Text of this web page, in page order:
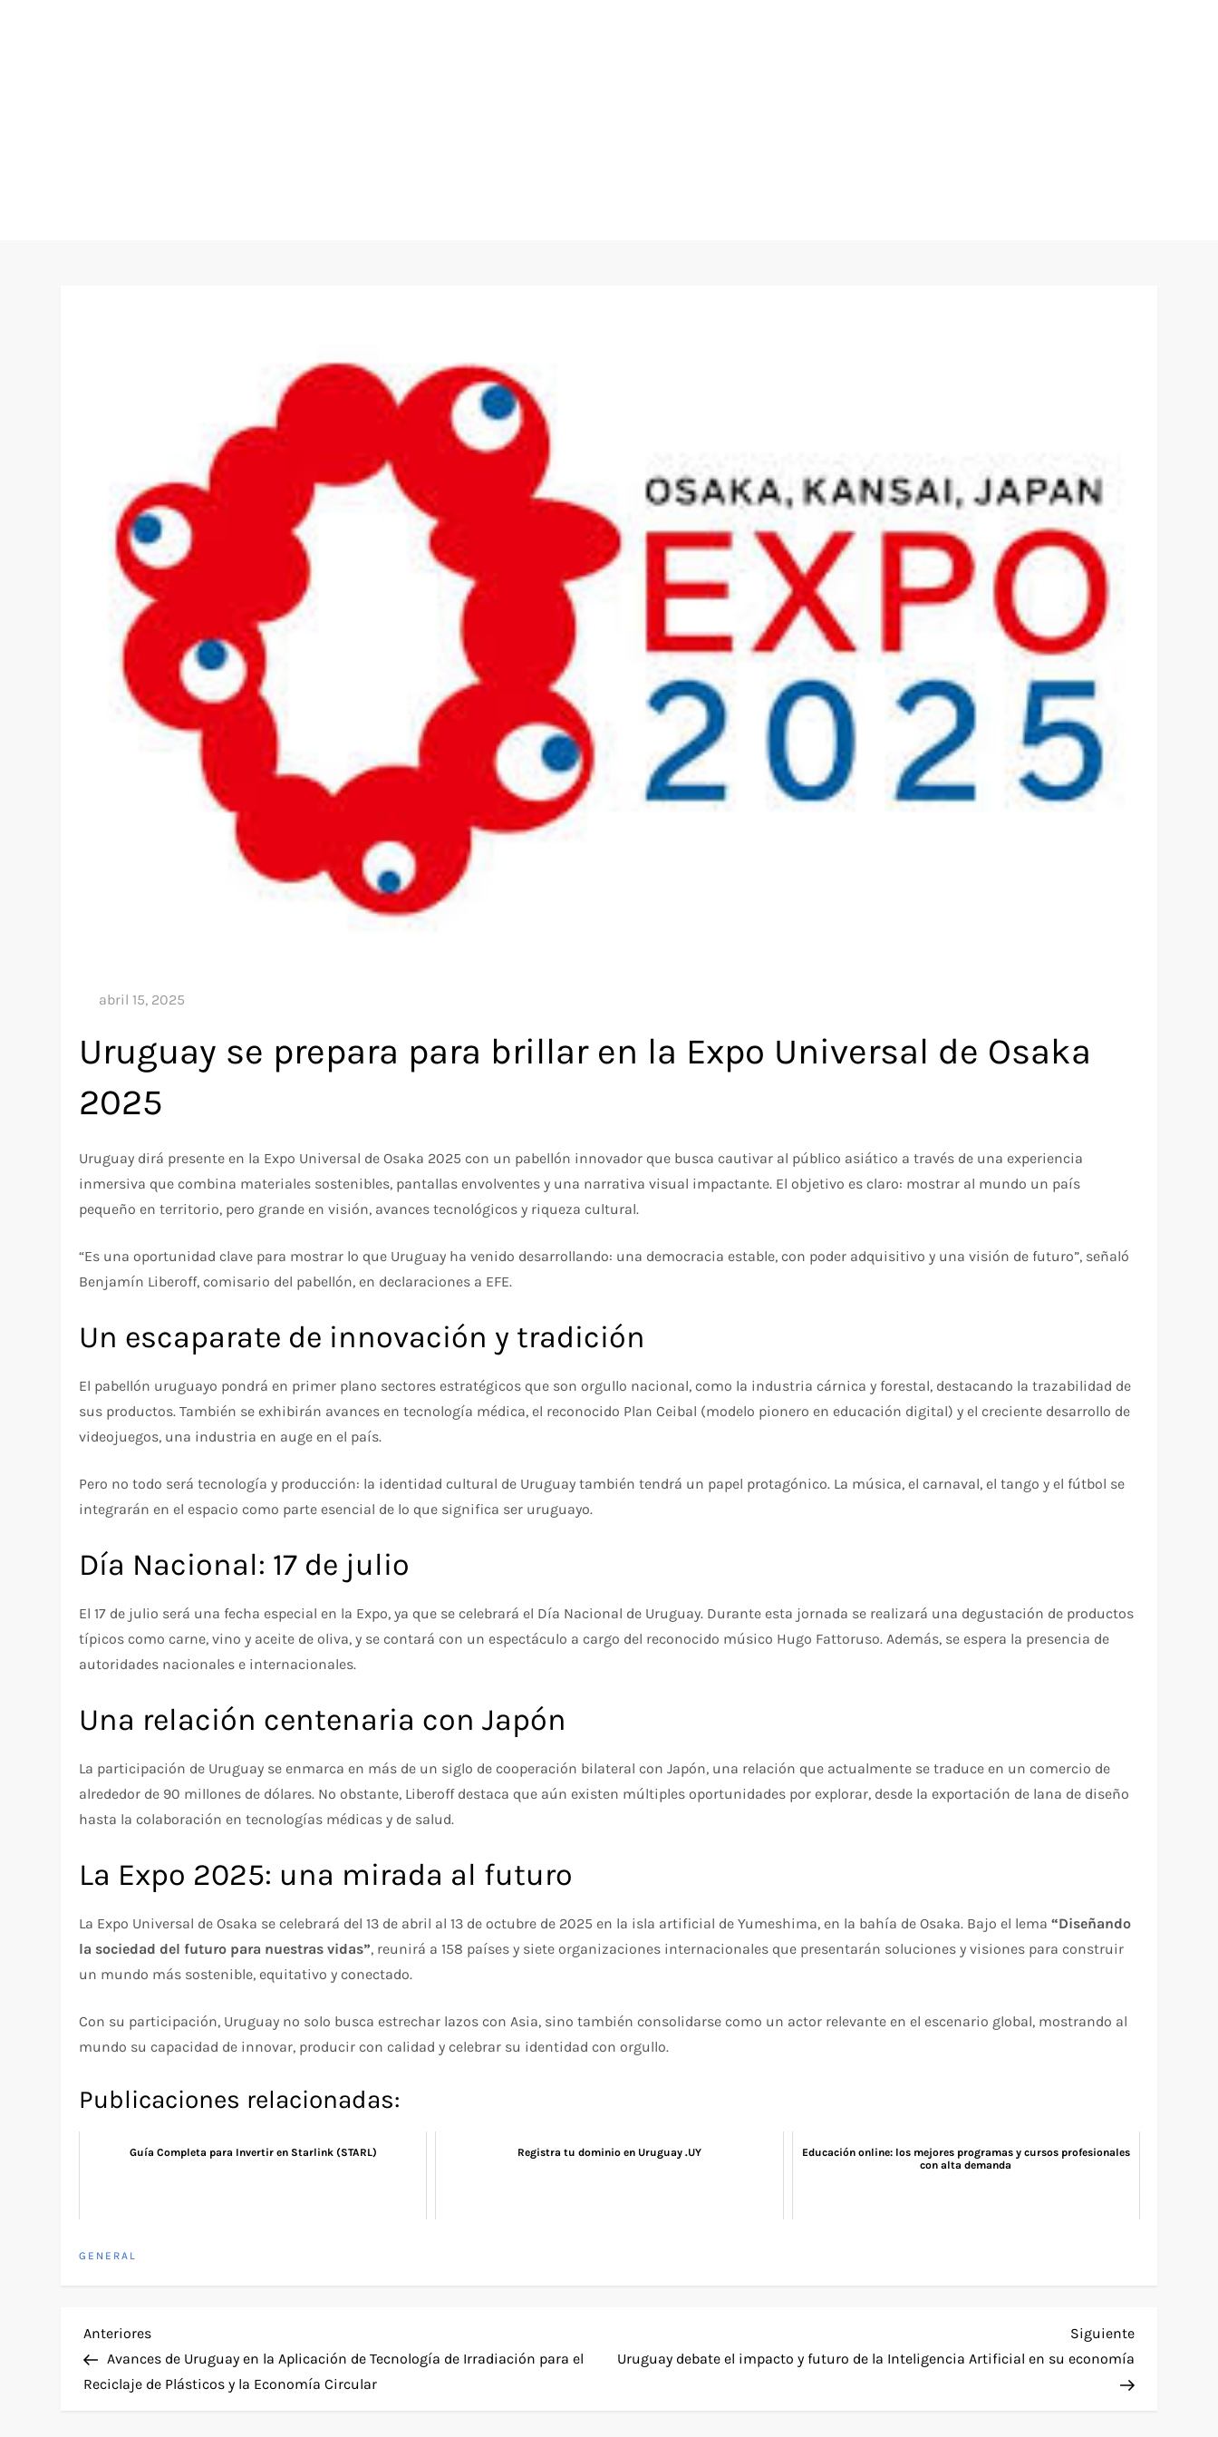
Uruguay se prepara para brillar en la Expo Universal de Osaka
2025
Uruguay dirá presente en la Expo Universal de Osaka 2025 con un pabellón innovador que busca cautivar al público asiático a través de una experiencia
inmersiva que combina materiales sostenibles, pantallas envolventes y una narrativa visual impactante. El objetivo es claro: mostrar al mundo un país
pequeño en territorio, pero grande en visión, avances tecnológicos y riqueza cultural.
“Es una oportunidad clave para mostrar lo que Uruguay ha venido desarrollando: una democracia estable, con poder adquisitivo y una visión de futuro”, señaló
Benjamín Liberoff, comisario del pabellón, en declaraciones a EFE.
Un escaparate de innovación y tradición
El pabellón uruguayo pondrá en primer plano sectores estratégicos que son orgullo nacional, como la industria cárnica y forestal, destacando la trazabilidad de
sus productos. También se exhibirán avances en tecnología médica, el reconocido Plan Ceibal (modelo pionero en educación digital) y el creciente desarrollo de
videojuegos, una industria en auge en el país.
Pero no todo será tecnología y producción: la identidad cultural de Uruguay también tendrá un papel protagónico. La música, el carnaval, el tango y el fútbol se
integrarán en el espacio como parte esencial de lo que significa ser uruguayo.
Día Nacional: 17 de julio
El 17 de julio será una fecha especial en la Expo, ya que se celebrará el Día Nacional de Uruguay. Durante esta jornada se realizará una degustación de productos
típicos como carne, vino y aceite de oliva, y se contará con un espectáculo a cargo del reconocido músico Hugo Fattoruso. Además, se espera la presencia de
autoridades nacionales e internacionales.
Una relación centenaria con Japón
La participación de Uruguay se enmarca en más de un siglo de cooperación bilateral con Japón, una relación que actualmente se traduce en un comercio de
alrededor de 90 millones de dólares. No obstante, Liberoff destaca que aún existen múltiples oportunidades por explorar, desde la exportación de lana de diseño
hasta la colaboración en tecnologías médicas y de salud.
La Expo 2025: una mirada al futuro
La Expo Universal de Osaka se celebrará del 13 de abril al 13 de octubre de 2025 en la isla artificial de Yumeshima, en la bahía de Osaka. Bajo el lema“Diseñando
la sociedad del futuro para nuestras vidas”, reunirá a 158 países y siete organizaciones internacionales que presentarán soluciones y visiones para construir
un mundo más sostenible, equitativo y conectado.
Con su participación, Uruguay no solo busca estrechar lazos con Asia, sino también consolidarse como un actor relevante en el escenario global, mostrando al
mundo su capacidad de innovar, producir con calidad y celebrar su identidad con orgullo.
Publicaciones relacionadas:
Guía Completa para Invertir en Starlink (STARL) Registra tu dominio en Uruguay .UY
Educación online: los mejores programas y cursos profesionales
con alta demanda
GENERAL
N
a
Entrada
anterior
Anteriores
Avances de Uruguay en la Aplicación de Tecnología de Irradiación para el
Reciclaje de Plásticos y la Economía Circular
Siguiente
entrada
Siguiente
Uruguay debate el impacto y futuro de la Inteligencia Artificial en su economía